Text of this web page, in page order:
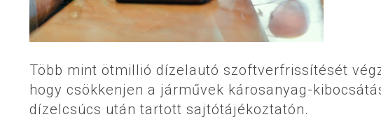
Több mint ötmillió dízelautó szoftverfrissítését
hogy csökkenjen a járművek károsanyag-
dízelcsúcs után tartott sajtótájékoztatón.